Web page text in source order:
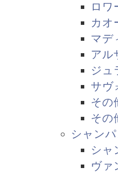
ロワ
カオ
マデ
アル
ジュ
サヴ
その
その
シャン
シャ
ヴァ